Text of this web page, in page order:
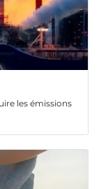
les émissions